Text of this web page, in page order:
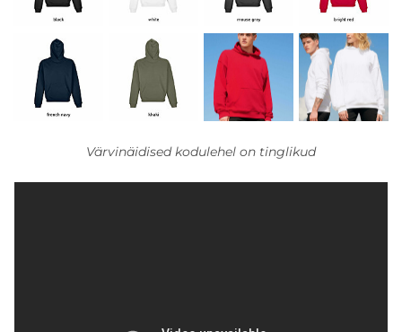
Värvinäidised kodulehel on tinglikud